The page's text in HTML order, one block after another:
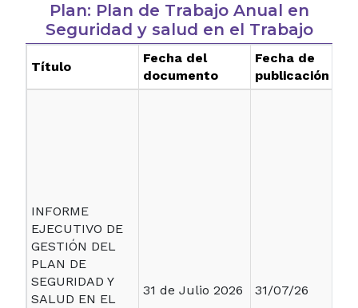
Plan: Plan de Trabajo Anual en
Seguridad y salud en el Trabajo
Título
Fecha del
documento
Fecha de
publicación
INFORME
EJECUTIVO DE
GESTIÓN DEL
PLAN DE
SEGURIDAD Y
SALUD EN EL
31 de Julio 2026 31/07/26